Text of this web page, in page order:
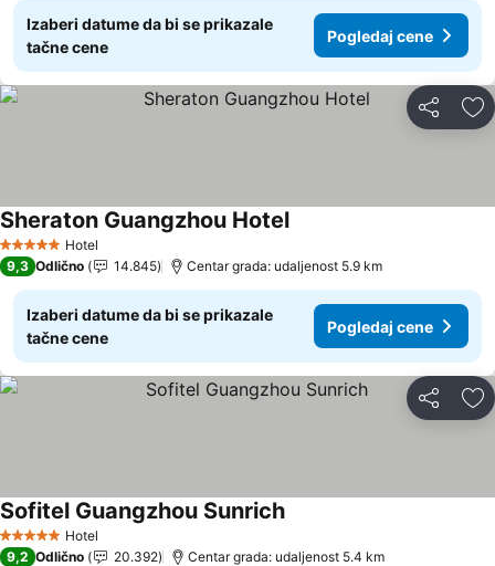
Izaberi datume da bi se prikazale
tačne cene
Pogledaj cene
Deli
5 ZvezdiceHotel
Sheraton Guangzhou HotelPogledaj cene
9,3 Odlično 14.845 Centar grada: udaljenost 5.9 km
Izaberi datume da bi se prikazale
tačne cene
Pogledaj cene
Deli
5 ZvezdiceHotel
Sofitel Guangzhou SunrichPogledaj cene
9,2 Odlično 20.392 Centar grada: udaljenost 5.4 km